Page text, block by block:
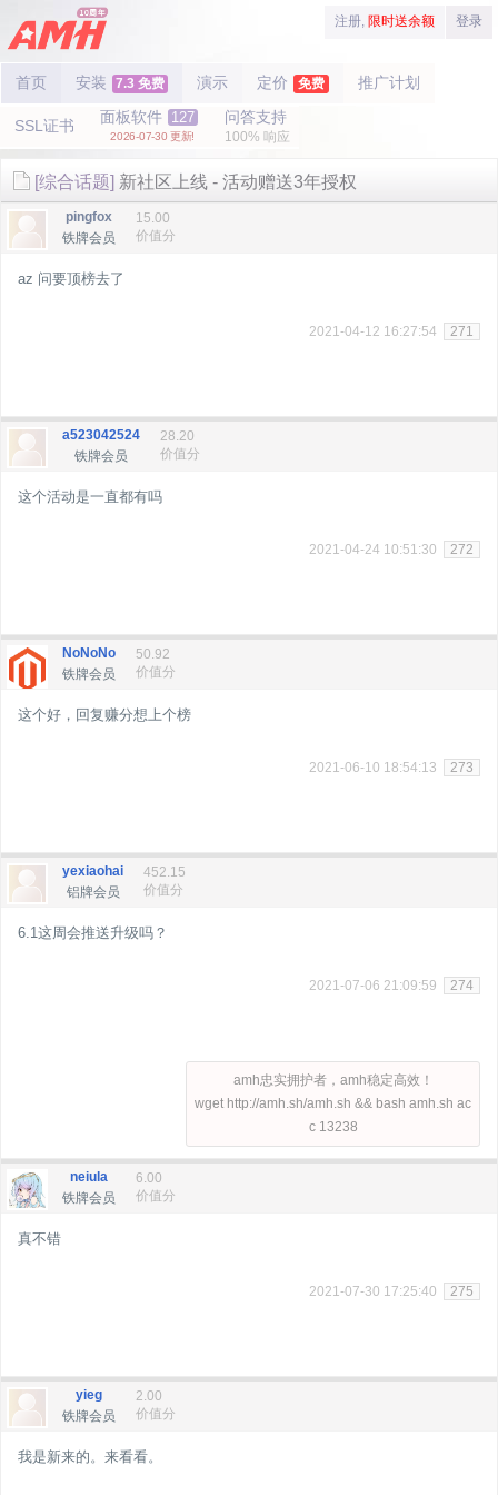
注册, 限时送余额 登录
首页 安装 7.3 免费 演示 定价 免费 推广计划
SSL证书 面板软件 127
2026-07-30 更新!
问答支持
100% 响应
[综合话题] 新社区上线 - 活动赠送3年授权
pingfox
铁牌会员
15.00
价值分
az 问要顶榜去了
2021-04-12 16:27:54 271
a523042524
铁牌会员
28.20
价值分
这个活动是一直都有吗
2021-04-24 10:51:30 272
NoNoNo
铁牌会员
50.92
价值分
这个好，回复赚分想上个榜
2021-06-10 18:54:13 273
yexiaohai
铝牌会员
452.15
价值分
6.1这周会推送升级吗？
2021-07-06 21:09:59 274
amh忠实拥护者，amh稳定高效！
wget http://amh.sh/amh.sh && bash amh.sh ac
c 13238
neiula
铁牌会员
6.00
价值分
真不错
2021-07-30 17:25:40 275
yieg
铁牌会员
2.00
价值分
我是新来的。来看看。